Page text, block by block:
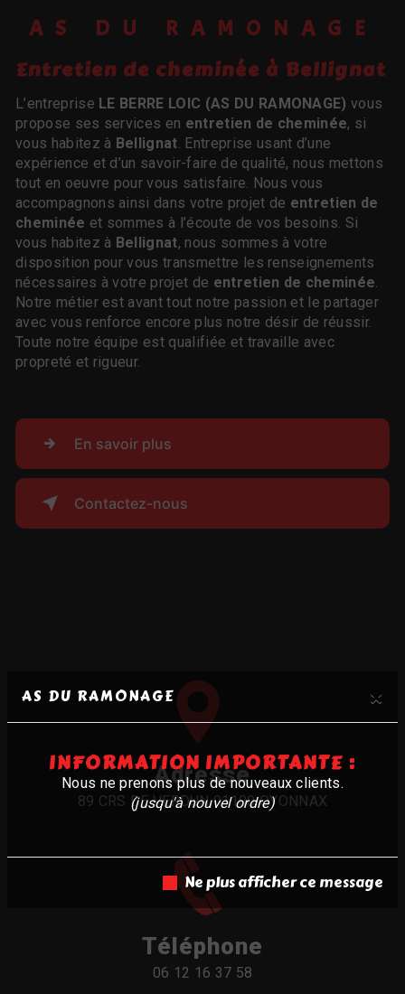
AS DU RAMONAGE ×
INFORMATION IMPORTANTE :
Nous ne prenons plus de nouveaux clients.
(jusqu'à nouvel ordre)
Ne plus afficher ce message
AS DU RAMONAGE
entretien de cheminée à Bellignat
L’entreprise LE BERRE LOIC (AS DU RAMONAGE) vous
propose ses services en entretien de cheminée, si
vous habitez à Bellignat. Entreprise usant d’une
expérience et d’un savoir-faire de qualité, nous mettons
tout en oeuvre pour vous satisfaire. Nous vous
accompagnons ainsi dans votre projet de entretien de
cheminée et sommes à l’écoute de vos besoins. Si
vous habitez à Bellignat, nous sommes à votre
disposition pour vous transmettre les renseignements
nécessaires à votre projet de entretien de cheminée.
Notre métier est avant tout notre passion et le partager
avec vous renforce encore plus notre désir de réussir.
Toute notre équipe est qualifiée et travaille avec
propreté et rigueur.
En savoir plus
Contactez-nous
Adresse
89 CRS DE VERDUN 01100 OYONNAX
Téléphone
06 12 16 37 58